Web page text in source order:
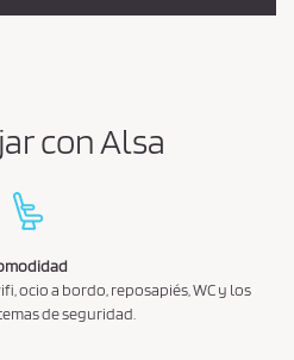
con Alsa
ocio a bordo, reposapiés, WC y los
de seguridad.